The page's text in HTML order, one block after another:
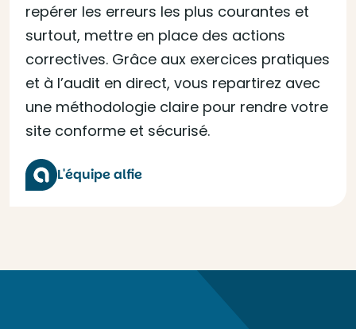
repérer les erreurs les plus courantes et
surtout, mettre en place des actions
correctives. Grâce aux exercices pratiques
et à l’audit en direct, vous repartirez avec
une méthodologie claire pour rendre votre
site conforme et sécurisé.
L'équipe alfie